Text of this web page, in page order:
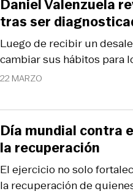
22 MARZO
Luego de recibir un
cambiar sus hábitos para
Daniel Valenzuela
tras ser
El ejercicio no solo
la recuperación de
Día mundial contra
la recuperación